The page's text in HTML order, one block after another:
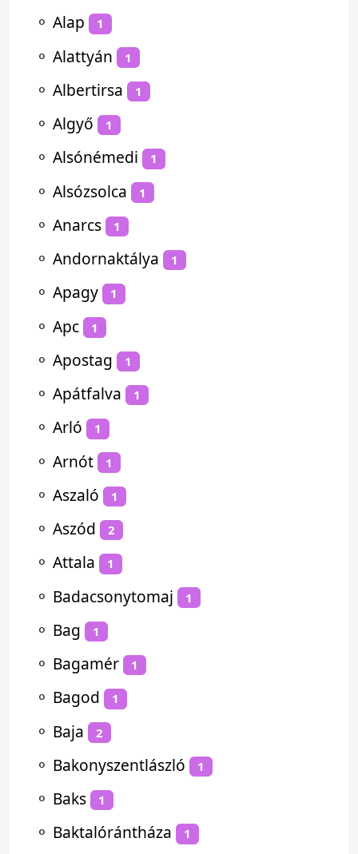
⚬ Alap 1
⚬ Alattyán 1
⚬ Albertirsa 1
⚬ Algyő 1
⚬ Alsónémedi 1
⚬ Alsózsolca 1
⚬ Anarcs 1
⚬ Andornaktálya 1
⚬ Apagy 1
⚬ Apc 1
⚬ Apostag 1
⚬ Apátfalva 1
⚬ Arló 1
⚬ Arnót 1
⚬ Aszaló 1
⚬ Aszód 2
⚬ Attala 1
⚬ Badacsonytomaj 1
⚬ Bag 1
⚬ Bagamér 1
⚬ Bagod 1
⚬ Baja 2
⚬ Bakonyszentlászló 1
⚬ Baks 1
⚬ Baktalórántháza 1